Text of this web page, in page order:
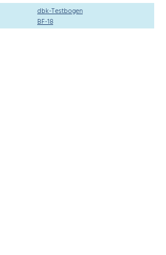
dbk-Testbogen
BF-18